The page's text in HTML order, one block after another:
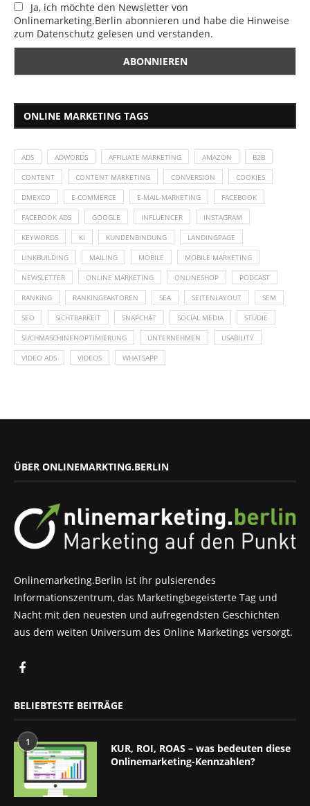
Ja, ich möchte den Newsletter von
Onlinemarketing.Berlin abonnieren und habe die Hinweise
zum Datenschutz gelesen und verstanden.
ONLINE MARKETING TAGS
ADS ADWORDS AFFILIATE MARKETING AMAZON B2B
CONTENT CONTENT MARKETING CONVERSION COOKIES
DMEXCO E-COMMERCE E-MAIL-MARKETING FACEBOOK
FACEBOOK ADS GOOGLE INFLUENCER INSTAGRAM
KEYWORDS KI KUNDENBINDUNG LANDINGPAGE
LINKBUILDING MAILING MOBILE MOBILE MARKETING
NEWSLETTER ONLINE MARKETING ONLINESHOP PODCAST
RANKING RANKINGFAKTOREN SEA SEITENLAYOUT SEM
SEO SICHTBARKEIT SNAPCHAT SOCIAL MEDIA STUDIE
SUCHMASCHINENOPTIMIERUNG UNTERNEHMEN USABILITY
VIDEO ADS VIDEOS WHATSAPP
ÜBER ONLINEMARKTING.BERLIN
Onlinemarketing.Berlin ist Ihr pulsierendes
Informationszentrum, das Marketingbegeisterte Tag und
Nacht mit den neuesten und aufregendsten Geschichten
aus dem weiten Universum des Online Marketings versorgt.
BELIEBTESTE BEITRÄGE
1
KUR, ROI, ROAS – was bedeuten diese
Onlinemarketing-Kennzahlen?